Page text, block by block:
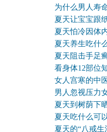
为什么男人寿
夏天让宝宝跟
夏天怕冷因体
夏天养生吃什
夏天阻击手足
看身体12部位
女人宫寒的中
男人忽视压力
夏天到树荫下
夏天吃什么可
夏天的“八戒生